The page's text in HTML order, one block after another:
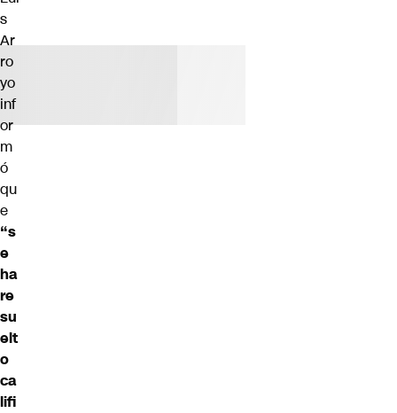
s
Ar
ro
yo
inf
or
m
ó
qu
e
“s
e
ha
re
su
elt
o
ca
lifi